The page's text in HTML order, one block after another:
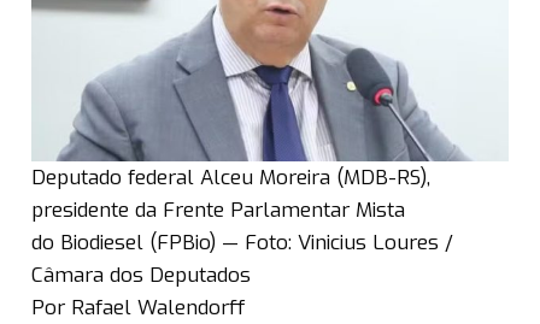
Deputado federal Alceu Moreira (MDB-RS),
presidente da Frente Parlamentar Mista
do Biodiesel (FPBio) — Foto: Vinicius Loures /
Câmara dos Deputados
Por Rafael Walendorff